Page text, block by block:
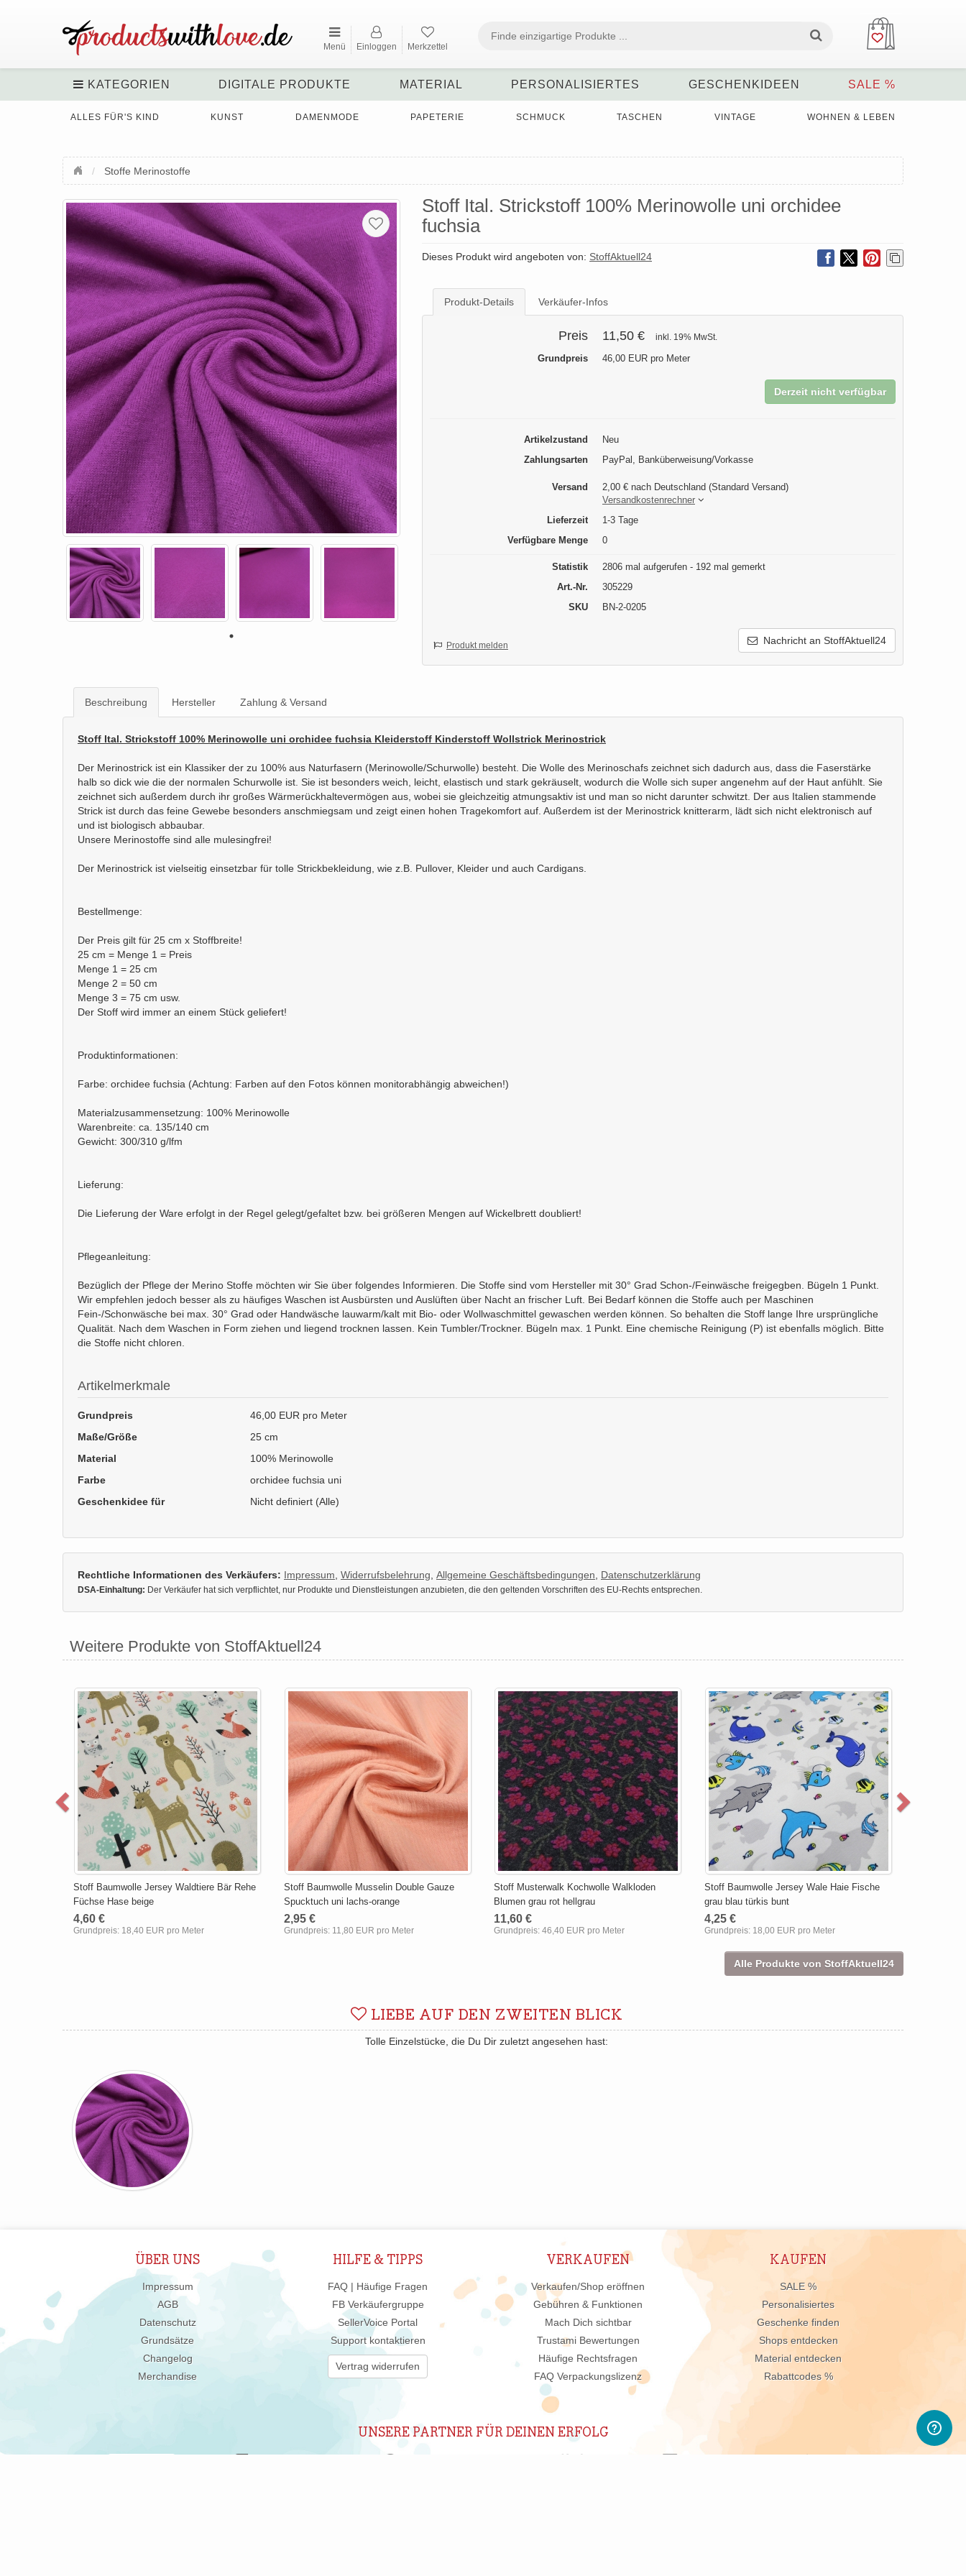
Menü Einloggen Merkzettel
KATEGORIEN DIGITALE PRODUKTE MATERIAL PERSONALISIERTES GESCHENKIDEEN SALE %
ALLES FÜR'S KIND KUNST DAMENMODE PAPETERIE SCHMUCK TASCHEN VINTAGE WOHNEN & LEBEN
Stoffe Merinostoffe
Stoff Ital. Strickstoff 100% Merinowolle uni orchidee
fuchsia
Dieses Produkt wird angeboten von: StoffAktuell24
Produkt-Details Verkäufer-Infos
Preis 11,50 € inkl. 19% MwSt.
Grundpreis 46,00 EUR pro Meter
Derzeit nicht verfügbar
Artikelzustand
Neu
Zahlungsarten
PayPal, Banküberweisung/Vorkasse
Versand
2,00 € nach Deutschland (Standard Versand)
Versandkostenrechner
Lieferzeit
1-3 Tage
Verfügbare Menge
0
Statistik
2806 mal aufgerufen - 192 mal gemerkt
Art.-Nr.
305229
SKU
BN-2-0205
Nachricht an StoffAktuell24
Produkt melden
Beschreibung Hersteller Zahlung & Versand
Stoff Ital. Strickstoff 100% Merinowolle uni orchidee fuchsia Kleiderstoff Kinderstoff Wollstrick Merinostrick
Der Merinostrick ist ein Klassiker der zu 100% aus Naturfasern (Merinowolle/Schurwolle) besteht. Die Wolle des Merinoschafs zeichnet sich dadurch aus, dass die Faserstärke
halb so dick wie die der normalen Schurwolle ist. Sie ist besonders weich, leicht, elastisch und stark gekräuselt, wodurch die Wolle sich super angenehm auf der Haut anfühlt. Sie
zeichnet sich außerdem durch ihr großes Wärmerückhaltevermögen aus, wobei sie gleichzeitig atmungsaktiv ist und man so nicht darunter schwitzt. Der aus Italien stammende
Strick ist durch das feine Gewebe besonders anschmiegsam und zeigt einen hohen Tragekomfort auf. Außerdem ist der Merinostrick knitterarm, lädt sich nicht elektronisch auf
und ist biologisch abbaubar.
Unsere Merinostoffe sind alle mulesingfrei!
Der Merinostrick ist vielseitig einsetzbar für tolle Strickbekleidung, wie z.B. Pullover, Kleider und auch Cardigans.
Bestellmenge:
Der Preis gilt für 25 cm x Stoffbreite!
25 cm = Menge 1 = Preis
Menge 1 = 25 cm
Menge 2 = 50 cm
Menge 3 = 75 cm usw.
Der Stoff wird immer an einem Stück geliefert!
Produktinformationen:
Farbe: orchidee fuchsia (Achtung: Farben auf den Fotos können monitorabhängig abweichen!)
Materialzusammensetzung: 100% Merinowolle
Warenbreite: ca. 135/140 cm
Gewicht: 300/310 g/lfm
Lieferung:
Die Lieferung der Ware erfolgt in der Regel gelegt/gefaltet bzw. bei größeren Mengen auf Wickelbrett doubliert!
Pflegeanleitung:
Bezüglich der Pflege der Merino Stoffe möchten wir Sie über folgendes Informieren. Die Stoffe sind vom Hersteller mit 30° Grad Schon-/Feinwäsche freigegben. Bügeln 1 Punkt.
Wir empfehlen jedoch besser als zu häufiges Waschen ist Ausbürsten und Auslüften über Nacht an frischer Luft. Bei Bedarf können die Stoffe auch per Maschinen
Fein-/Schonwäsche bei max. 30° Grad oder Handwäsche lauwarm/kalt mit Bio- oder Wollwaschmittel gewaschen werden können. So behalten die Stoff lange Ihre ursprüngliche
Qualität. Nach dem Waschen in Form ziehen und liegend trocknen lassen. Kein Tumbler/Trockner. Bügeln max. 1 Punkt. Eine chemische Reinigung (P) ist ebenfalls möglich. Bitte
die Stoffe nicht chloren.
Artikelmerkmale
Grundpreis
46,00 EUR pro Meter
Maße/Größe
25 cm
Material
100% Merinowolle
Farbe
orchidee fuchsia uni
Geschenkidee für
Nicht definiert (Alle)
Rechtliche Informationen des Verkäufers: Impressum Widerrufsbelehrung Allgemeine Geschäftsbedingungen Datenschutzerklärung
DSA-Einhaltung: Der Verkäufer hat sich verpflichtet, nur Produkte und Dienstleistungen anzubieten, die den geltenden Vorschriften des EU-Rechts entsprechen.
Weitere Produkte von StoffAktuell24
Stoff Baumwolle Jersey Waldtiere Bär Rehe
Füchse Hase beige
4,60 €
Grundpreis: 18,40 EUR pro Meter
Stoff Baumwolle Musselin Double Gauze
Spucktuch uni lachs-orange
2,95 €
Grundpreis: 11,80 EUR pro Meter
Stoff Musterwalk Kochwolle Walkloden
Blumen grau rot hellgrau
11,60 €
Grundpreis:46,40 EUR pro Meter
Stoff Baumwolle Jersey Wale Haie Fische
grau blau türkis bunt
4,25 €
Grundpreis: 18,00 EUR pro Meter
Alle Produkte von StoffAktuell24
LIEBE AUF DEN ZWEITEN BLICK
Tolle Einzelstücke, die Du Dir zuletzt angesehen hast:
ÜBER UNS
Impressum
AGB
Datenschutz
Grundsätze
Changelog
Merchandise
HILFE & TIPPS
FAQ | Häufige Fragen
FB Verkäufergruppe
SellerVoice Portal
Support kontaktieren
Vertrag widerrufen
VERKAUFEN
Verkaufen/Shop eröffnen
Gebühren & Funktionen
Mach Dich sichtbar
Trustami Bewertungen
Häufige Rechtsfragen
FAQ Verpackungslizenz
KAUFEN
SALE %
Personalisiertes
Geschenke finden
Shops entdecken
Material entdecken
Rabattcodes %
UNSERE PARTNER FÜR DEINEN ERFOLG